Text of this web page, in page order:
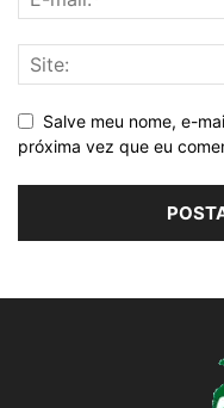
Salve meu nome, e-
próxima vez que eu